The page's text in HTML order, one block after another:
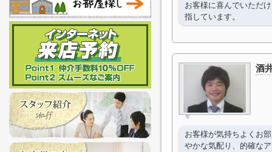
お客様に喜んでいただ
指しています。
酒
お客様が気持ちよくお
やかな気配り、的確な